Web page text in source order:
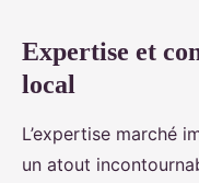
Expertise et
local
L’expertise marché
un atout